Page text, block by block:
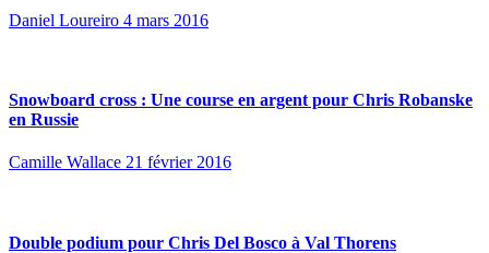
Daniel Loureiro 4 mars 2016
Snowboard cross : Une course en argent pour Chris Robanske
en Russie
Camille Wallace 21 février 2016
Double podium pour Chris Del Bosco à Val Thorens